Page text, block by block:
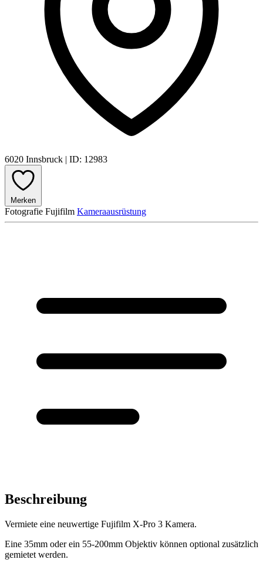
6020 Innsbruck | ID: 12983
Merken
Fotografie Fujifilm Kameraausrüstung
Beschreibung
Vermiete eine neuwertige Fujifilm X-Pro 3 Kamera.
Eine 35mm oder ein 55-200mm Objektiv können optional zusätzlich
gemietet werden.